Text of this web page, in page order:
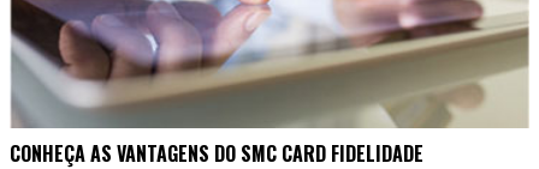
CONHEÇA AS VANTAGENS DO SMC CARD FIDELIDADE